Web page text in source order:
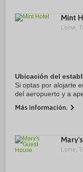
Mint
Lome,
Ubicación del
Si optas por alojarte
del aeropuerto y a
de Museo Nacional de
Más información.
Lome,